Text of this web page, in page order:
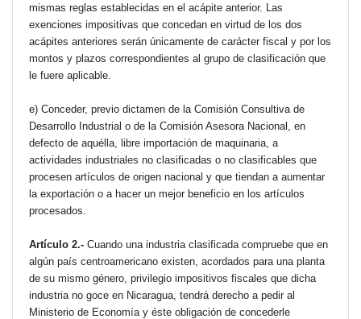
mismas reglas establecidas en el acápite anterior. Las
exenciones impositivas que concedan en virtud de los dos
acápites anteriores serán únicamente de carácter fiscal y por los
montos y plazos correspondientes al grupo de clasificación que
le fuere aplicable.
e) Conceder, previo dictamen de la Comisión Consultiva de
Desarrollo Industrial o de la Comisión Asesora Nacional, en
defecto de aquélla, libre importación de maquinaria, a
actividades industriales no clasificadas o no clasificables que
procesen artículos de origen nacional y que tiendan a aumentar
la exportación o a hacer un mejor beneficio en los artículos
procesados.
Artículo 2.- Cuando una industria clasificada compruebe que en
algún país centroamericano existen, acordados para una planta
de su mismo género, privilegio impositivos fiscales que dicha
industria no goce en Nicaragua, tendrá derecho a pedir al
Ministerio de Economía y éste obligación de concederle